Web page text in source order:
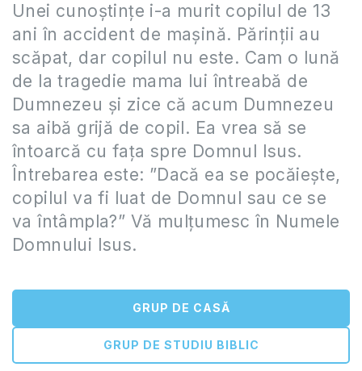
Unei cunoștințe i-a murit copilul de 13
ani în accident de mașină. Părinții au
scăpat, dar copilul nu este. Cam o lună
de la tragedie mama lui întreabă de
Dumnezeu și zice că acum Dumnezeu
sa aibă grijă de copil. Ea vrea să se
întoarcă cu fața spre Domnul Isus.
Întrebarea este: ”Dacă ea se pocăiește,
copilul va fi luat de Domnul sau ce se
va întâmpla?” Vă mulțumesc în Numele
Domnului Isus.
GRUP DE CASĂ
GRUP DE STUDIU BIBLIC